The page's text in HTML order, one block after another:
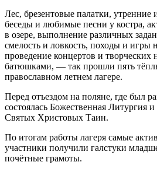
Лес, брезентовые палатки, утренние
беседы и любимые песни у костра,
в озере, выполнение различных
смелость и ловкость, походы и игры
проведение концертов и творческих
батюшками, — так прошли пять
православном летнем лагере.
Перед отъездом на поляне, где был
состоялась Божественная Литургия
Святых Христовых Таин.
По итогам работы лагеря самые
участники получили галстуки
почётные грамоты.